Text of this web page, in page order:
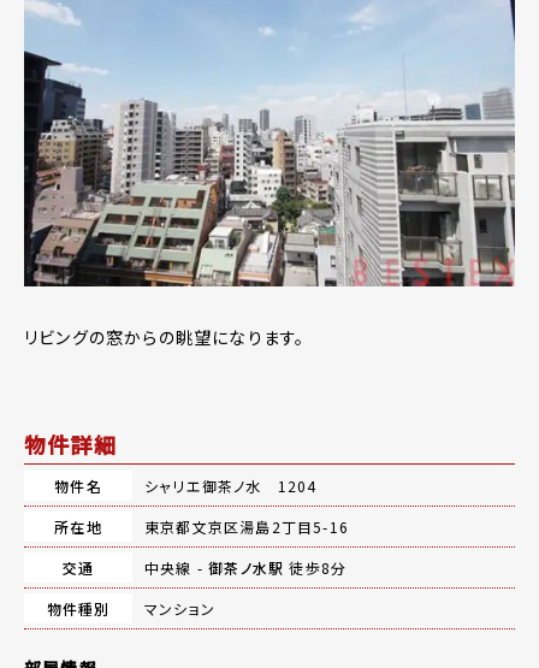
リビングの窓からの眺望になります。
物件詳細
物件名
シャリエ御茶ノ水 1204
所在地
東京都文京区湯島2丁目5-16
交通
中央線 -御茶ノ水駅 徒歩8分
物件種別
マンション